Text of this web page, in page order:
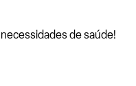
de saúde!